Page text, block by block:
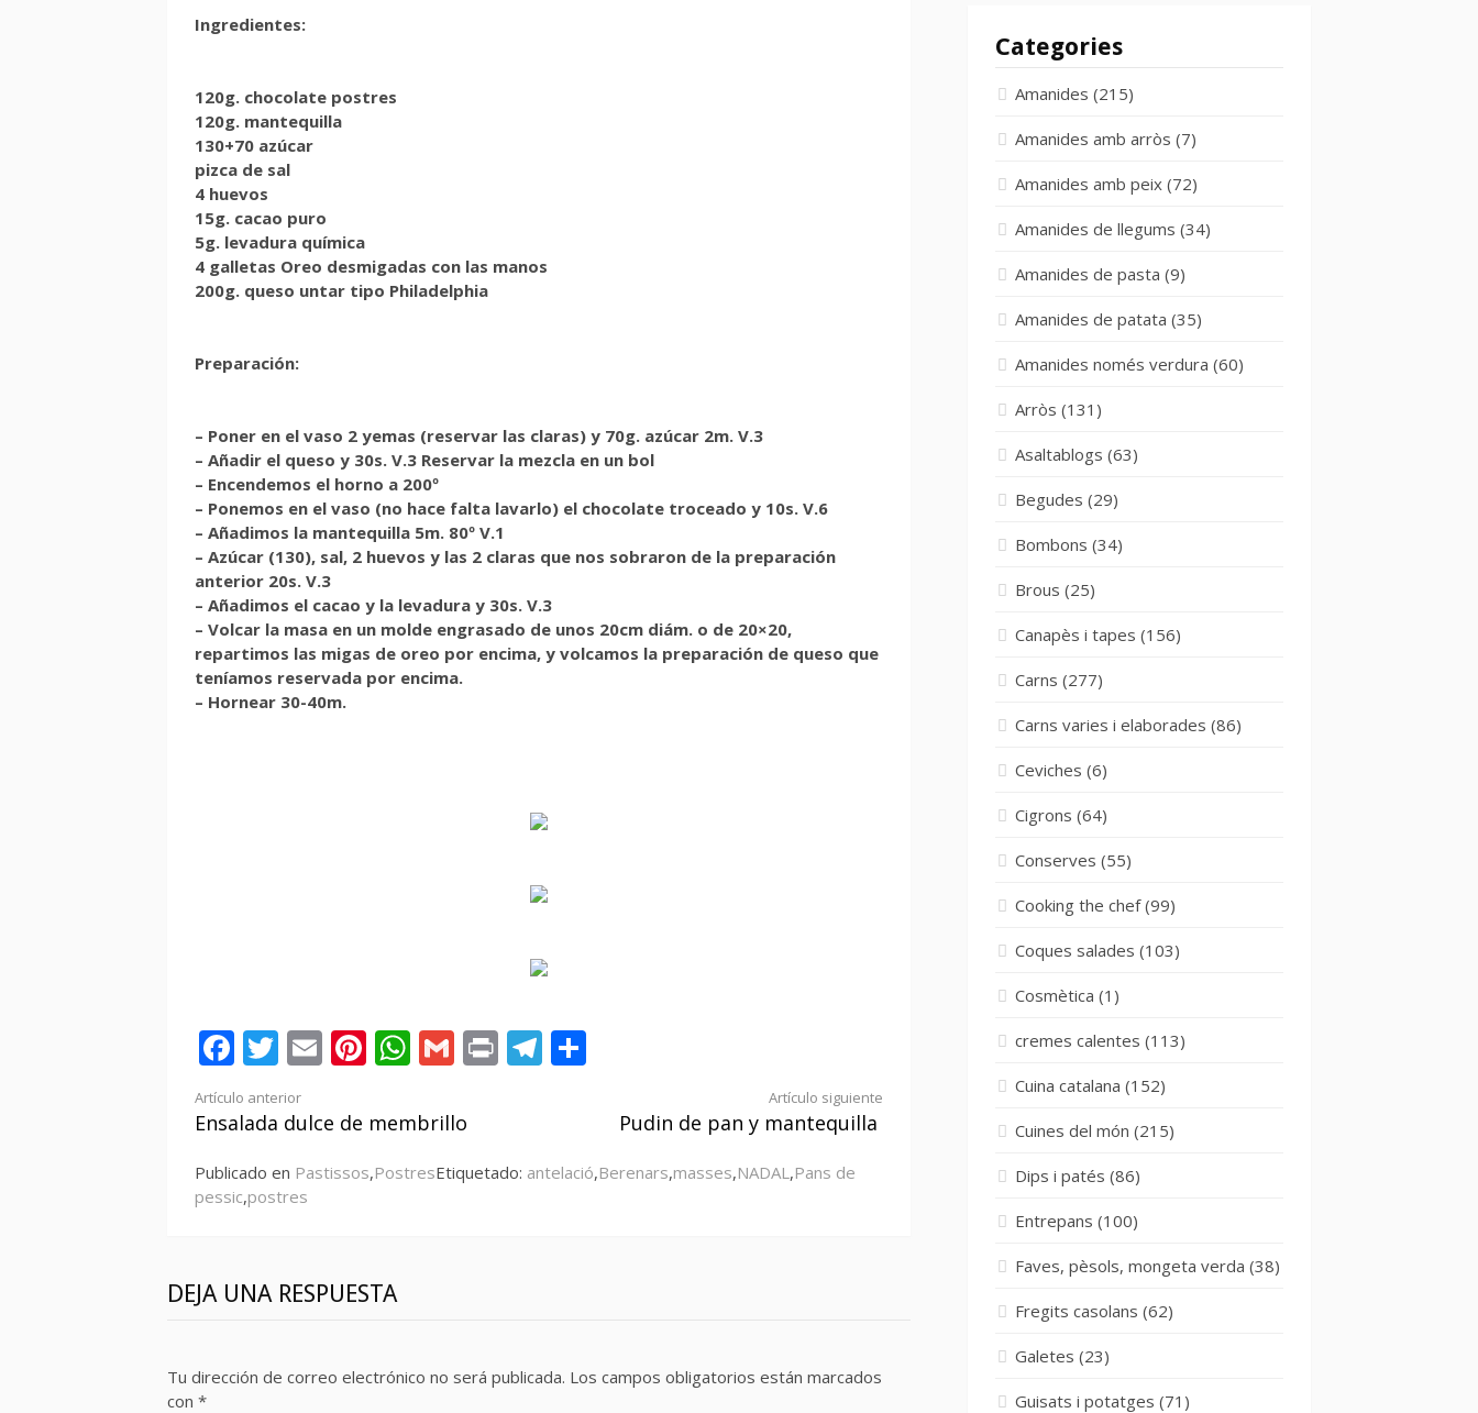
Ingredientes:
120g. chocolate postres
120g. mantequilla
130+70 azúcar
pizca de sal
4 huevos
15g. cacao puro
5g. levadura química
4 galletas Oreo desmigadas con las manos
200g. queso untar tipo Philadelphia
Preparación:
– Poner en el vaso 2 yemas (reservar las claras) y 70g. azúcar 2m. V.3
– Añadir el queso y 30s. V.3 Reservar la mezcla en un bol
– Encendemos el horno a 200º
– Ponemos en el vaso (no hace falta lavarlo) el chocolate troceado y 10s. V.6
– Añadimos la mantequilla 5m. 80º V.1
– Azúcar (130), sal, 2 huevos y las 2 claras que nos sobraron de la preparación
anterior 20s. V.3
– Añadimos el cacao y la levadura y 30s. V.3
– Volcar la masa en un molde engrasado de unos 20cm diám. o de 20×20,
repartimos las migas de oreo por encima, y volcamos la preparación de queso que
teníamos reservada por encima.
– Hornear 30-40m.
Facebook
Twitter
EmailPinterest
WhatsApp
GmailPrintTelegram
Seguir
Artículo anterior
Ensalada dulce de membrillo
Artículo siguiente
Pudin de pan y mantequilla
Publicado en Pastissos,PostresEtiquetado: antelació,Berenars,masses,NADAL,Pans de
pessic,postres
DEJA UNA RESPUESTA
Tu dirección de correo electrónico no será publicada. Los campos obligatorios están marcados
con *
Categories
Amanides (215)
Amanides amb arròs (7)
Amanides amb peix (72)
Amanides de llegums (34)
Amanides de pasta (9)
Amanides de patata (35)
Amanides només verdura (60)
Arròs (131)
Asaltablogs (63)
Begudes (29)
Bombons (34)
Brous (25)
Canapès i tapes (156)
Carns (277)
Carns varies i elaborades (86)
Ceviches (6)
Cigrons (64)
Conserves (55)
Cooking the chef(99)
Coques salades (103)
Cosmètica (1)
cremes calentes (113)
Cuina catalana (152)
Cuines del món (215)
Dips i patés (86)
Entrepans (100)
Faves, pèsols, mongeta verda (38)
Fregits casolans (62)
Galetes (23)
Guisats i potatges (71)